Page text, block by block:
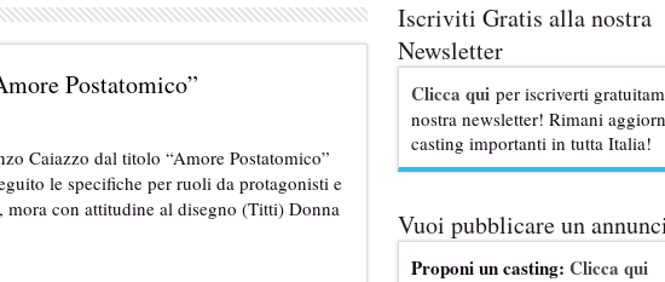
foto e video retribuito per hotel 4 stelle – Trentino
Postatomico”
Caiazzo dal titolo “Amore Postatomico”
le specifiche per ruoli da protagonisti e
con attitudine al disegno (Titti) Donna
Iscriviti Gratis alla nostra
Newsletter
Clicca qui per iscriverti
nostra newsletter! Rimani
casting importanti in tutta Italia!
Vuoi pubblicare un
Proponi un casting: Clicca qui